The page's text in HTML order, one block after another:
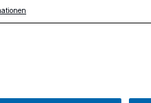
zur Schule“
achten Mal ihre
langjährigen
setzt sie ihr
fort.